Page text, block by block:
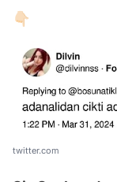
👇🏻
twitter.com